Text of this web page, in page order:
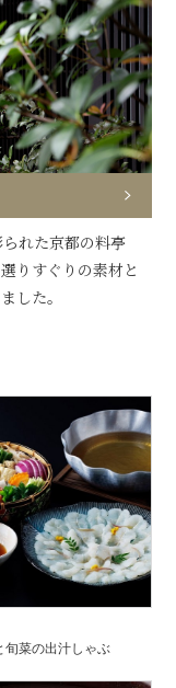
れた京都の料亭
りすぐりの素材と
した。
旬菜の出汁しゃぶ